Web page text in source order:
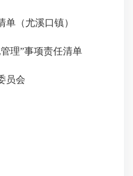
尤溪口镇）
”事项责任清单
员会